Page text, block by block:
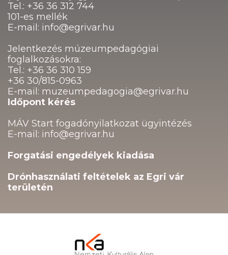
Tel.: +36 36 312 744
101-es mellék
E-mail: info@egrivar.hu
Jelentkezés múzeumpedagógiai
foglalkozásokra:
Tel.: +36 36 310 159
+36 30/815-0963
E-mail: muzeumpedagogia@egrivar.hu
Időpont kérés
MÁV Start fogadónyilatkozat ügyintézés
E-mail: info@egrivar.hu
Forgatási engedélyek kiadása
Drónhasználati feltételek az Egri vár
területén